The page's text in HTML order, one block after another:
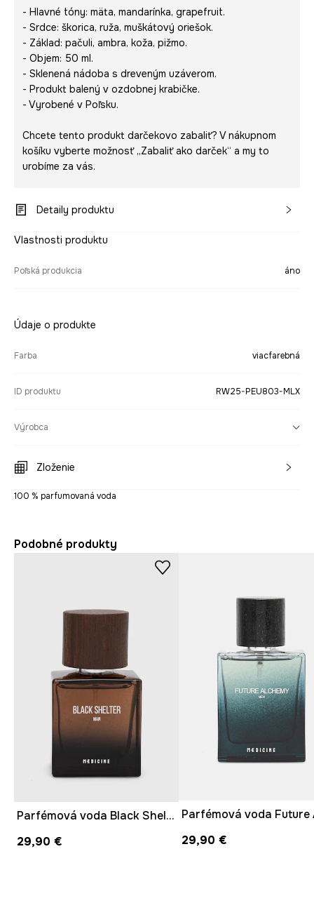
- Hlavné tóny: mäta, mandarínka, grapefruit.
- Srdce: škorica, ruža, muškátový oriešok.
- Základ: pačuli, ambra, koža, pižmo.
- Objem: 50 ml.
- Sklenená nádoba s dreveným uzáverom.
- Produkt balený v ozdobnej krabičke.
- Vyrobené v Poľsku.
Chcete tento produkt darčekovo zabaliť? V nákupnom
košíku vyberte možnosť „Zabaliť ako darček“ a my to
urobíme za vás.
Detaily produktu
Vlastnosti produktu
Poľská produkcia áno
Údaje o produkte
Farba viacfarebná
ID produktu RW25-PEU803-MLX
Výrobca
Zloženie
100 % parfumovaná voda
Podobné produkty
Parfémová voda Black Shelter 50 ml
29,90 €
29,90 €